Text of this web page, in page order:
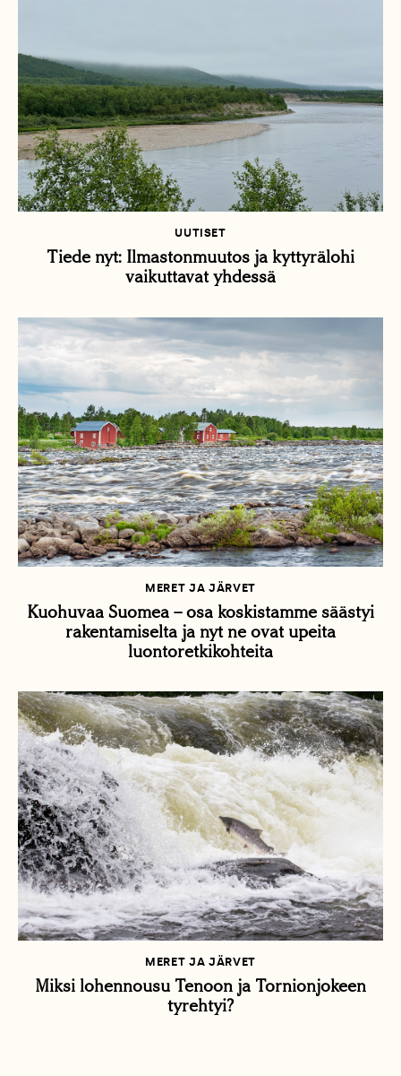
UUTISET
Tiede nyt: Ilmastonmuutos ja kyttyrälohi
vaikuttavat yhdessä
MERET JA JÄRVET
Kuohuvaa Suomea – osa koskistamme säästyi
rakentamiselta ja nyt ne ovat upeita
luontoretkikohteita
MERET JA JÄRVET
Miksi lohennousu Tenoon ja Tornionjokeen
tyrehtyi?